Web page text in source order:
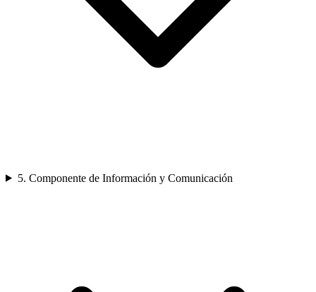
5. Componente de Información y Comunicación